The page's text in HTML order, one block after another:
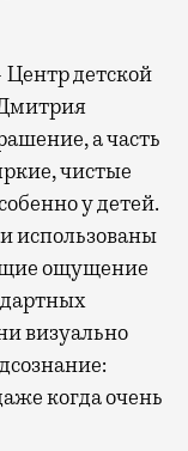
детской
а часть
чистые
у детей.
использованы
ощущение
визуально
когда очень